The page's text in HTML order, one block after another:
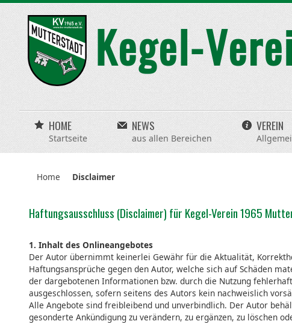
HOME
Startseite
NEWS
aus allen Bereichen
VEREIN
Home Disclaimer
Haftungsausschluss (Disclaimer) für Kegel-Verein 1965
1. Inhalt des Onlineangebotes
Der Autor übernimmt keinerlei Gewähr für die Aktualität,
Haftungsansprüche gegen den Autor, welche sich auf Schäden
der dargebotenen Informationen bzw. durch die Nutzung
ausgeschlossen, sofern seitens des Autors kein nachweislich
Alle Angebote sind freibleibend und unverbindlich. Der Autor
gesonderte Ankündigung zu verändern, zu ergänzen, zu löschen